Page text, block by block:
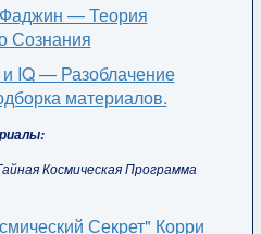
— Теория
Сознания
и IQ — Разоблачение
материалов.
Космическая Программа
Секрет" Корри